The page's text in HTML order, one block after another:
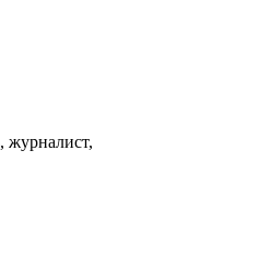
журналист,